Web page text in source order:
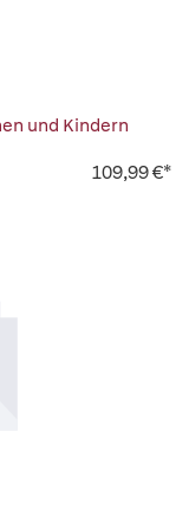
und Kindern
109,99 €*